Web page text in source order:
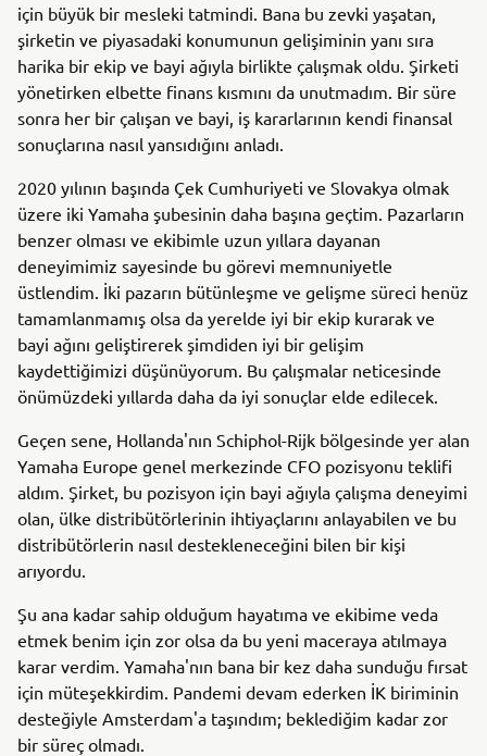
için büyük bir mesleki tatmindi. Bana bu zevki yaşatan,
şirketin ve piyasadaki konumunun gelişiminin yanı sıra
harika bir ekip ve bayi ağıyla birlikte çalışmak oldu. Şirketi
yönetirken elbette finans kısmını da unutmadım. Bir süre
sonra her bir çalışan ve bayi, iş kararlarının kendi finansal
sonuçlarına nasıl yansıdığını anladı.
2020 yılının başında Çek Cumhuriyeti ve Slovakya olmak
üzere iki Yamaha şubesinin daha başına geçtim. Pazarların
benzer olması ve ekibimle uzun yıllara dayanan
deneyimimiz sayesinde bu görevi memnuniyetle
üstlendim. İki pazarın bütünleşme ve gelişme süreci henüz
tamamlanmamış olsa da yerelde iyi bir ekip kurarak ve
bayi ağını geliştirerek şimdiden iyi bir gelişim
kaydettiğimizi düşünüyorum. Bu çalışmalar neticesinde
önümüzdeki yıllarda daha da iyi sonuçlar elde edilecek.
Geçen sene, Hollanda'nın Schiphol-Rijk bölgesinde yer alan
Yamaha Europe genel merkezinde CFO pozisyonu teklifi
aldım. Şirket, bu pozisyon için bayi ağıyla çalışma deneyimi
olan, ülke distribütörlerinin ihtiyaçlarını anlayabilen ve bu
distribütörlerin nasıl destekleneceğini bilen bir kişi
arıyordu.
Şu ana kadar sahip olduğum hayatıma ve ekibime veda
etmek benim için zor olsa da bu yeni maceraya atılmaya
karar verdim. Yamaha'nın bana bir kez daha sunduğu fırsat
için müteşekkirdim. Pandemi devam ederken İK biriminin
desteğiyle Amsterdam'a taşındım; beklediğim kadar zor
bir süreç olmadı.